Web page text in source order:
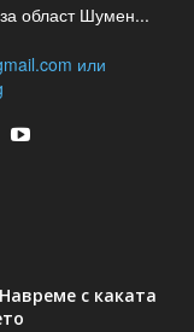
област Шумен...
или
с каката